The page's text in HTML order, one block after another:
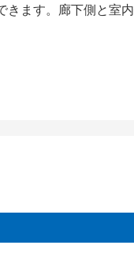
きます。廊下側と室